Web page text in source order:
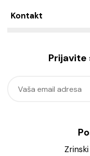
Kontakt
Prijavite